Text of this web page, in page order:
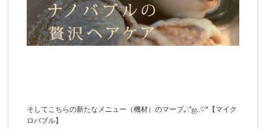
そしてこちらの新たなメニュー（機材）のマーブ｡:°ஐ..♡*【マイク
ロバブル】